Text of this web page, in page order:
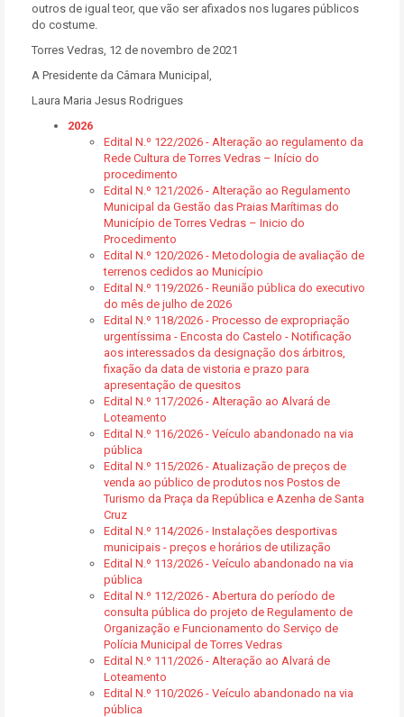
outros de igual teor, que vão ser afixados nos lugares públicos
do costume.
Torres Vedras, 12 de novembro de 2021
A Presidente da Câmara Municipal,
Laura Maria Jesus Rodrigues
2026
Edital N.º 122/2026 - Alteração ao regulamento da
Rede Cultura de Torres Vedras – Início do
procedimento
Edital N.º 121/2026 - Alteração ao Regulamento
Municipal da Gestão das Praias Marítimas do
Município de Torres Vedras – Inicio do
Procedimento
Edital N.º 120/2026 - Metodologia de avaliação de
terrenos cedidos ao Município
Edital N.º 119/2026 - Reunião pública do executivo
do mês de julho de 2026
Edital N.º 118/2026 - Processo de expropriação
urgentíssima - Encosta do Castelo - Notificação
aos interessados da designação dos árbitros,
fixação da data de vistoria e prazo para
apresentação de quesitos
Edital N.º 117/2026 - Alteração ao Alvará de
Loteamento
Edital N.º 116/2026 - Veículo abandonado na via
pública
Edital N.º 115/2026 - Atualização de preços de
venda ao público de produtos nos Postos de
Turismo da Praça da República e Azenha de Santa
Cruz
Edital N.º 114/2026 - Instalações desportivas
municipais - preços e horários de utilização
Edital N.º 113/2026 - Veículo abandonado na via
pública
Edital N.º 112/2026 - Abertura do período de
consulta pública do projeto de Regulamento de
Organização e Funcionamento do Serviço de
Polícia Municipal de Torres Vedras
Edital N.º 111/2026 - Alteração ao Alvará de
Loteamento
Edital N.º 110/2026 - Veículo abandonado na via
pública